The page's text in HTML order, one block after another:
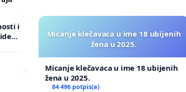
i
Micanje klečavaca u ime 18 ubijenih
žena u 2025.
Micanje klečavaca u ime 18 ubijenih
žena u 2025.
84 496 potpis(a)